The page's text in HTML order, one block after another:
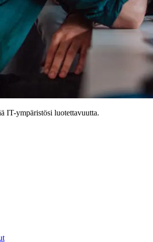
IT-ympäristösi luotettavuutta.